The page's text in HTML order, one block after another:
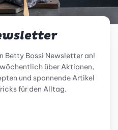
Betty Bossi Newsletter an!
über Aktionen,
und spannende Artikel
für den Alltag.